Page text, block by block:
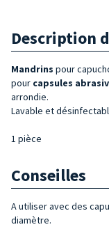
Description
Mandrins pour
pour capsules
arrondie.
Lavable et
1 pièce
Conseilles
A utiliser avec des
diamètre.